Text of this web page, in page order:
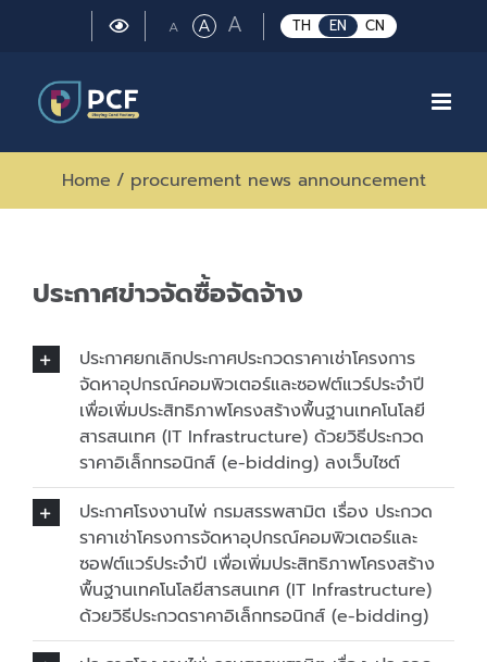
TH EN CN
A Small
ARegular
ALarge
font
Home / procurement news announcement
ประกาศข่าวจัดซื้อจัดจ้าง
ประกาศยกเลิกประกาศประกวดราคาเช่าโครงการ
จัดหาอุปกรณ์คอมพิวเตอร์และซอฟต์แวร์ประจำปี
เพื่อเพิ่มประสิทธิภาพโครงสร้างพื้นฐานเทคโนโลยี
สารสนเทศ (IT Infrastructure) ด้วยวิธีประกวด
ราคาอิเล็กทรอนิกส์ (e-bidding) ลงเว็บไซต์
ประกาศโรงงานไพ่ กรมสรรพสามิต เรื่อง ประกวด
ราคาเช่าโครงการจัดหาอุปกรณ์คอมพิวเตอร์และ
ซอฟต์แวร์ประจำปี เพื่อเพิ่มประสิทธิภาพโครงสร้าง
พื้นฐานเทคโนโลยีสารสนเทศ (IT Infrastructure)
ด้วยวิธีประกวดราคาอิเล็กทรอนิกส์ (e-bidding)